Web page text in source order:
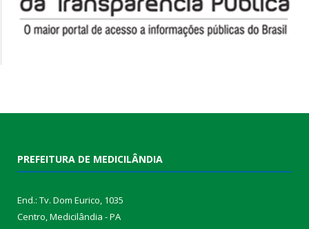
PREFEITURA DE MEDICILÂNDIA
End.: Tv. Dom Eurico, 1035
Centro, Medicilândia - PA